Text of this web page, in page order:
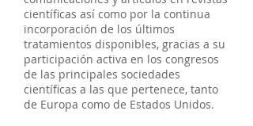
científicas así como por la continua
incorporación de los últimos
tratamientos disponibles, gracias a su
participación activa en los congresos
de las principales sociedades
científicas a las que pertenece, tanto
de Europa como de Estados Unidos.